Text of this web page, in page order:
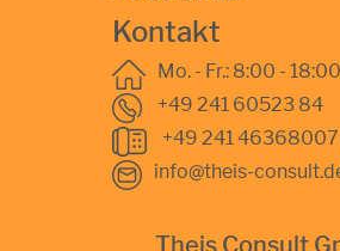
Kontakt
Mo. - Fr.: 8:00 -
+49 241 60523 84
+49 241 46368007
info@theis-
Theis Consult